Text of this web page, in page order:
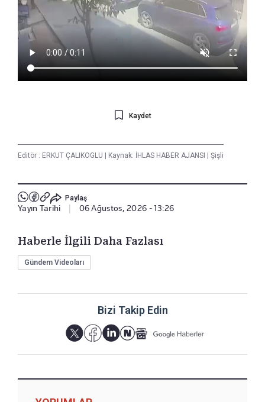
Kaydet
Editör : ERKUT ÇALIKOGLU Kaynak: İHLAS HABER AJANSI Şişli
Paylaş
Yayın Tarihi 06 Ağustos, 2026 - 13:26
Haberle İlgili Daha Fazlası
Gündem Videoları
Bizi Takip Edin